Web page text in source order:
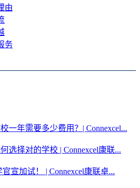
由
务
一年需要多少费用？| Connexcel...
选择对的学校 | Connexcel康联...
宣加试！ | Connexcel康联卓...